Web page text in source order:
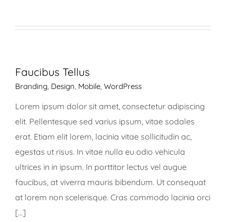
Faucibus Tellus
Branding Design Mobile WordPress
Lorem ipsum dolor sit amet, consectetur adipiscing
elit. Pellentesque sed varius ipsum, vitae sodales
erat. Etiam elit lorem, lacinia vitae sollicitudin ac,
egestas ut risus. In vitae nulla eu odio vehicula
ultrices in in ipsum. In porttitor lectus vel augue
faucibus, at viverra mauris bibendum. Ut consequat
at lorem non scelerisque. Cras commodo lacinia orci
[...]